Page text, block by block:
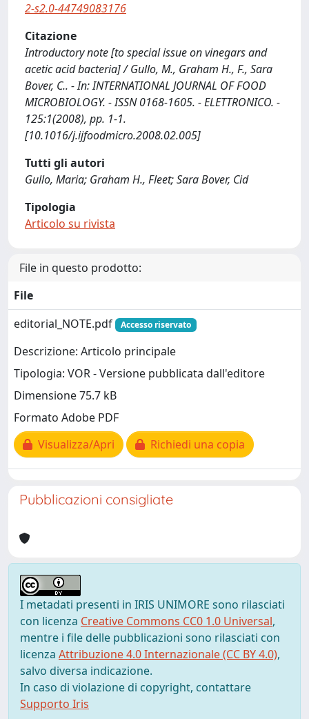
2-s2.0-44749083176
Citazione
Introductory note [to special issue on vinegars and
acetic acid bacteria] / Gullo, M., Graham H., F., Sara
Bover, C.. - In: INTERNATIONAL JOURNAL OF FOOD
MICROBIOLOGY. - ISSN 0168-1605. - ELETTRONICO. -
125:1(2008), pp. 1-1.
[10.1016/j.ijfoodmicro.2008.02.005]
Tutti gli autori
Gullo, Maria; Graham H., Fleet; Sara Bover, Cid
Tipologia
Articolo su rivista
File in questo prodotto:
File
editorial_NOTE.pdf
Accesso riservato
Descrizione: Articolo principale
Tipologia: VOR - Versione pubblicata dall'editore
Dimensione 75.7 kB
Formato Adobe PDF
Visualizza/Apri
Richiedi una copia
Pubblicazioni consigliate
I metadati presenti in IRIS UNIMORE sono rilasciati
con licenza Creative Commons CC0 1.0 Universal,
mentre i file delle pubblicazioni sono rilasciati con
licenza Attribuzione 4.0 Internazionale (CC BY 4.0),
salvo diversa indicazione.
In caso di violazione di copyright, contattare
Supporto Iris